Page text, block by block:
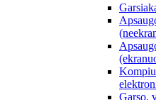
Garso,